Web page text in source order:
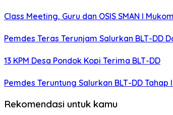
Class Meeting, Guru dan OSIS SMAN I
Pemdes Teras Terunjam Salurkan BLT-DD
13 KPM Desa Pondok Kopi Terima BLT-DD
Pemdes Teruntung Salurkan BLT-DD Tahap
Rekomendasi untuk kamu